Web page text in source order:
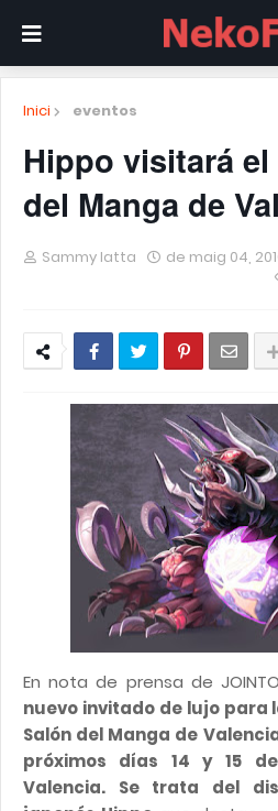
Inici eventos
Hippo visitará el
del Manga de
Sammy Iatta de maig 04,
En nota de prensa de
nuevo invitado de lujo para
Salón del Manga de
próximos días 14 y 15
Valencia. Se trata del